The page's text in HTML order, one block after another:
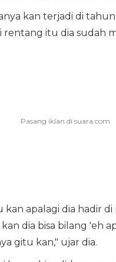
kan terjadi di
rentang itu dia sudah
kan apalagi dia hadir
dia bisa bilang 'eh
gitu kan," ujar dia.